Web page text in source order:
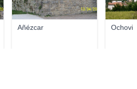
Añézcar Ochovi